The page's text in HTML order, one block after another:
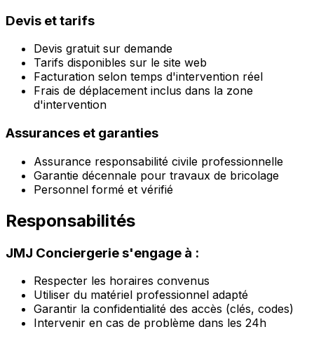
Devis et tarifs
Devis gratuit sur demande
Tarifs disponibles sur le site web
Facturation selon temps d'intervention réel
Frais de déplacement inclus dans la zone
d'intervention
Assurances et garanties
Assurance responsabilité civile professionnelle
Garantie décennale pour travaux de bricolage
Personnel formé et vérifié
Responsabilités
JMJ Conciergerie s'engage à :
Respecter les horaires convenus
Utiliser du matériel professionnel adapté
Garantir la confidentialité des accès (clés, codes)
Intervenir en cas de problème dans les 24h